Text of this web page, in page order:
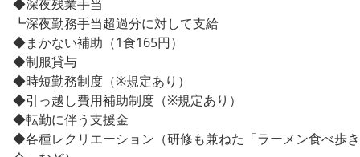
◆深夜残業手当
┗深夜勤務手当超過分に対して支給
◆まかない補助（1食165円）
◆制服貸与
◆時短勤務制度（※規定あり）
◆引っ越し費用補助制度（※規定あり）
◆転勤に伴う支援金
◆各種レクリエーション（研修も兼ねた「ラーメン食べ歩き